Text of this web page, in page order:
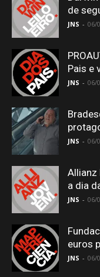
de
JNS - 06/
Pais e
JNS - 06/
JNS - 06/
Allianz
a dia
JNS - 06/
euros
JNS - 06/